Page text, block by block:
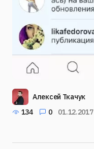
Алексей Ткачук
134
0 01.12.2017